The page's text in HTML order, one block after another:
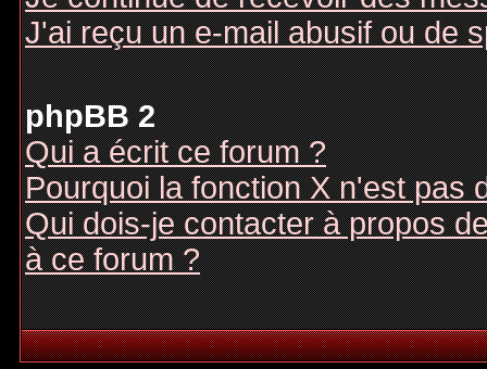
J'ai reçu un e-mail abusif ou de
phpBB 2
Qui a écrit ce forum ?
Pourquoi la fonction X n'est pas
Qui dois-je contacter à propos
à ce forum ?